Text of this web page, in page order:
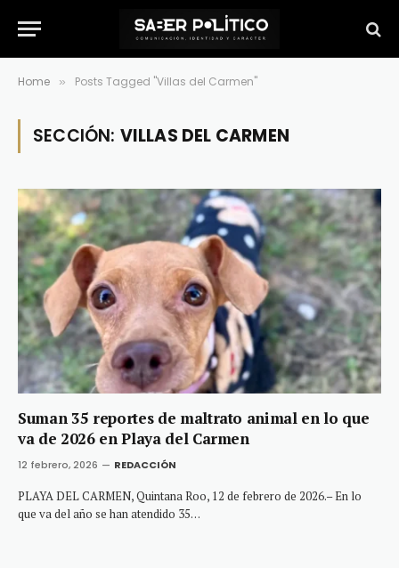
Home » Posts Tagged "Villas del Carmen"
SECCIÓN: VILLAS DEL CARMEN
Suman 35 reportes de maltrato animal en lo que
va de 2026 en Playa del Carmen
12 febrero, 2026 REDACCIÓN
PLAYA DEL CARMEN, Quintana Roo, 12 de febrero de 2026.– En lo
que va del año se han atendido 35…